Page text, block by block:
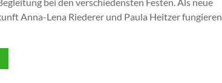
Anna-Lena Riederer und Paula Heitzer fungieren.